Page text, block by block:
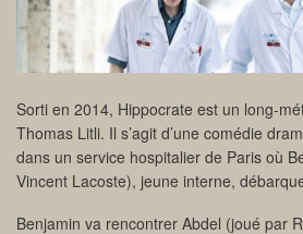
Sorti en 2014, Hippocrate est un long-
Thomas Litli. Il s’agit d’une comédie
dans un service hospitalier de Paris où
Vincent Lacoste), jeune interne,
Benjamin va rencontrer Abdel (joué par